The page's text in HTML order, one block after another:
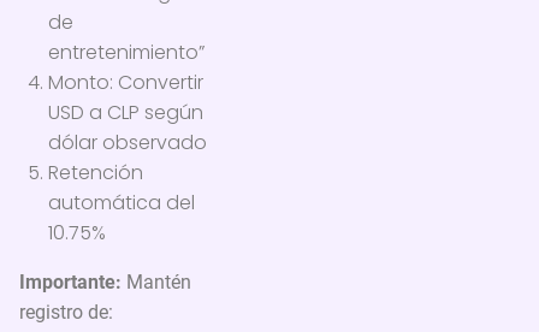
de
entretenimiento”
Monto: Convertir
USD a CLP según
dólar observado
Retención
automática del
10.75%
Importante: Mantén
registro de: